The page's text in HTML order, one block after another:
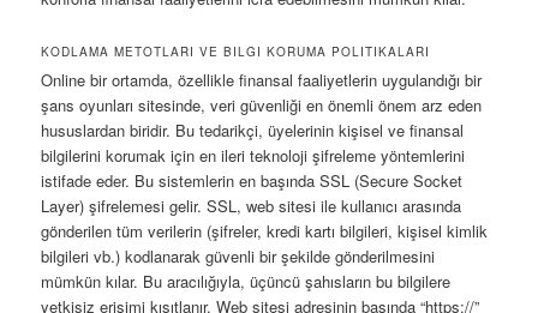
KODLAMA METOTLARI VE BILGI KORUMA POLITIKALARI
Online bir ortamda, özellikle finansal faaliyetlerin uygulandığı bir
şans oyunları sitesinde, veri güvenliği en önemli önem arz eden
hususlardan biridir. Bu tedarikçi, üyelerinin kişisel ve finansal
bilgilerini korumak için en ileri teknoloji şifreleme yöntemlerini
istifade eder. Bu sistemlerin en başında SSL (Secure Socket
Layer) şifrelemesi gelir. SSL, web sitesi ile kullanıcı arasında
gönderilen tüm verilerin (şifreler, kredi kartı bilgileri, kişisel kimlik
bilgileri vb.) kodlanarak güvenli bir şekilde gönderilmesini
mümkün kılar. Bu aracılığıyla, üçüncü şahısların bu bilgilere
yetkisiz erişimi kısıtlanır. Web sitesi adresinin başında “https://”